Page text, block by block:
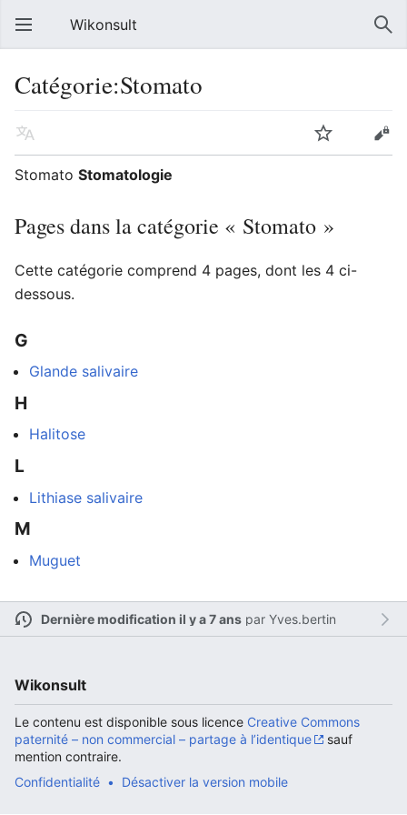
Ouvrir le menu principal
Wikonsult
Catégorie:Stomato
Stomato Stomatologie
Pages dans la catégorie « Stomato »
Cette catégorie comprend 4 pages, dont les 4 ci-
dessous.
G
Glande salivaire
H
Halitose
L
Lithiase salivaire
M
Muguet
Dernière modification il y a 7 anspar Yves.bertin
Wikonsult
Le contenu est disponible sous licence Creative Commons
paternité – non commercial – partage à l’identique
sauf
mention contraire.
Confidentialité
Désactiver la version mobile